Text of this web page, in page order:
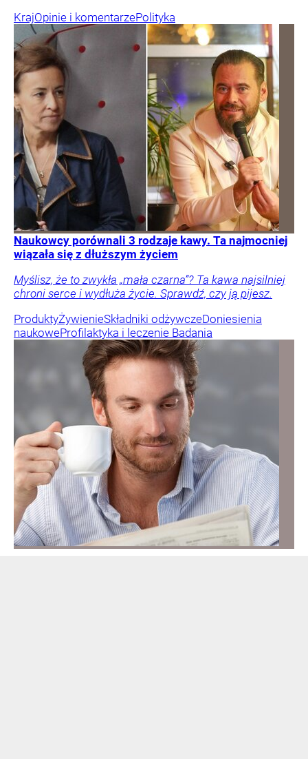
KrajOpinie i komentarzePolityka
Naukowcy porównali 3 rodzaje kawy. Ta najmocniej
wiązała się z dłuższym życiem
Myślisz, że to zwykła „mała czarna”? Ta kawa najsilniej
chroni serce i wydłuża życie. Sprawdź, czy ją pijesz.
ProduktyŻywienieSkładniki odżywczeDoniesienia
naukoweProfilaktyka i leczenie Badania